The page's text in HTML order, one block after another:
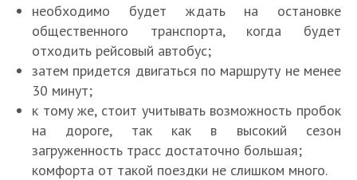
необходимо будет ждать на остановке
общественного транспорта, когда будет
отходить рейсовый автобус;
затем придется двигаться по маршруту не менее
30 минут;
к тому же, стоит учитывать возможность пробок
на дороге, так как в высокий сезон
загруженность трасс достаточно большая;
комфорта от такой поездки не слишком много.